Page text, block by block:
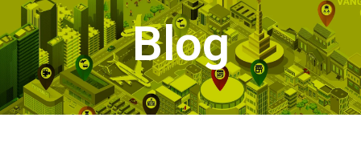
Blog